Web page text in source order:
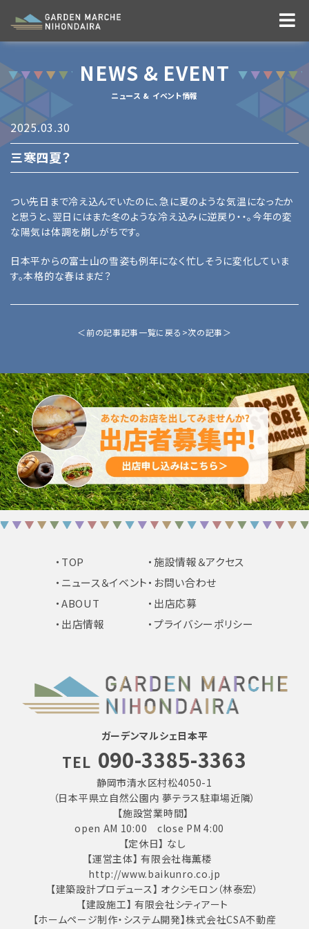
NEWS & EVENT
ニュース & イベント情報
2025.03.30
三寒四夏？
つい先日まで冷え込んでいたのに、急に夏のような気温になったか
と思うと、翌日にはまた冬のような冷え込みに逆戻り・・。今年の変
な陽気は体調を崩しがちです。
日本平からの富士山の雪姿も例年になく忙しそうに変化していま
す。本格的な春はまだ？
＜前の記事記事一覧に戻る>次の記事＞
ガーデンマルシェ日本平
TEL 090-3385-3363
静岡市清水区村松4050-1
（日本平県立自然公園内 夢テラス駐車場近隣）
【施設営業時間】
open AM 10:00 close PM 4:00
【定休日】 なし
【運営主体】 有限会社梅薫楼
http://www.baikunro.co.jp
【建築設計プロデュース】 オクシモロン（林泰宏）
【建設施工】 有限会社シティアート
【ホームページ制作・システム開発】株式会社CSA不動産
・TOP
・ニュース＆イベント
・ABOUT
・出店情報
・施設情報＆アクセス
・お問い合わせ
・出店応募
・プライバシーポリシー